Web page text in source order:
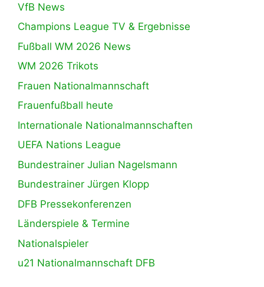
VfB News
Champions League TV & Ergebnisse
Fußball WM 2026 News
WM 2026 Trikots
Frauen Nationalmannschaft
Frauenfußball heute
Internationale Nationalmannschaften
UEFA Nations League
Bundestrainer Julian Nagelsmann
Bundestrainer Jürgen Klopp
DFB Pressekonferenzen
Länderspiele & Termine
Nationalspieler
u21 Nationalmannschaft DFB